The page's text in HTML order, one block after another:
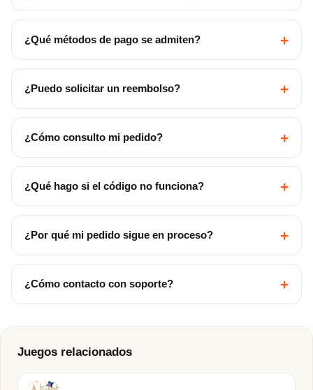
¿Qué métodos de pago se admiten? +
¿Puedo solicitar un reembolso? +
¿Cómo consulto mi pedido? +
¿Qué hago si el código no funciona? +
¿Por qué mi pedido sigue en proceso? +
¿Cómo contacto con soporte? +
Juegos relacionados